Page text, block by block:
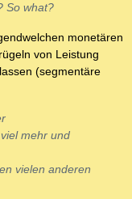
So what?
monetären
von Leistung
(segmentäre
mehr und
vielen anderen